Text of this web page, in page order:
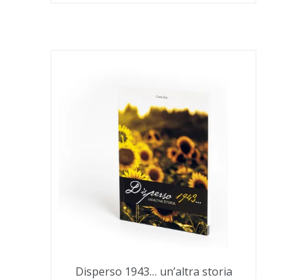
Disperso 1943… un’altra storia